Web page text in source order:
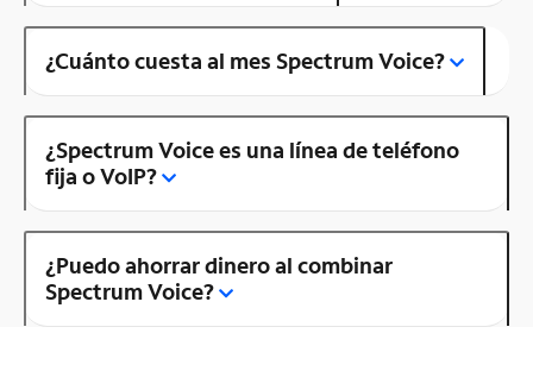
¿Cuánto cuesta al mes Spectrum Voice?
¿Spectrum Voice es una línea de teléfono
fija o VoIP?
¿Puedo ahorrar dinero al combinar
Spectrum Voice?